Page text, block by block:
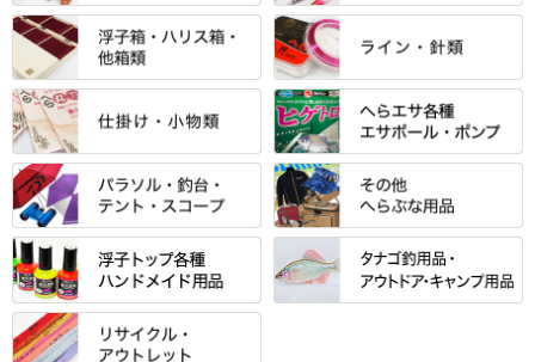
スモールクロコダイルシリーズ
エクセーヌ・スエードシリーズ
バッグ・小物ケース・ワッペン
クッション・シート・スカー
ト・エプロン
保護ケース
アクリルシリーズ・アクセサリ
「至高」シリーズ
万力付お膳
クワセ皿・コブ皿・角皿
浮子筒・浮子箱・ハリス箱・玉
ノ柄スタンド
小物箱・うどん箱・うどん皿
ハサミケース
カウンター
針外し・糸ほどき
シマノ
ダイワ
がまかつ
サクラ・NISSIN・合成竿・他
光竹作 カーボン竿掛・玉ノ柄
匠絆・かちどき・旋（めぐ
る）・千望・千尋・悠月・その
他
すべて
当店オリジナル「勝俊」作
光竹 製品
松村作（万力）
松村作（先受・その他）
万久作
岐山 製品
逍遥（しょうよう）
すべて
忠相・一志
昴 ・TOMO
りきや ・ 大祐
心也・士天・狂鬼
伊吹 ・ SATTO
KEN∑HI【ケンシ】
すべて
金鯱 シリーズ
浮子箱
浮子立て・浮子筒
ハリスケース
仕掛箱・小物箱
すべて
東レ・ラーヂ
サンライン ・ ダン
鬼掛・MARUTO
すべて
ウキ止めストッパー・糸・チュ
ーブ
ウキゴム 遊動式
松葉仕掛用
すべて
マルキュー 麩系
マルキュー その他
すべて
パラソル
テント
すべて
バック＆ロッドケース
すべて